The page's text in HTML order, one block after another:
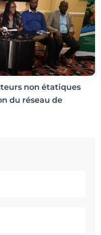
non étatiques
du réseau de